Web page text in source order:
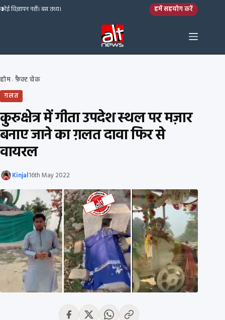
Skip to content
कोई विज्ञापन नहीं। बस तथ्य। हमें सहयोग करें
होम› फ़ैक्ट चेक
ग़लत
कुरुक्षेत्र में गीता उपदेश स्थल पर मज़ार
बनाए जाने का ग़लत दावा फिर से
वायरल
Kinjal16th May 2022